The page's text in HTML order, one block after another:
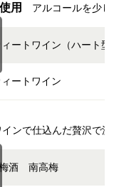
用 アルコールを少し
ートワイン（ハート型
ートワイン
ンで仕込んだ贅沢で濃
梅酒 南高梅